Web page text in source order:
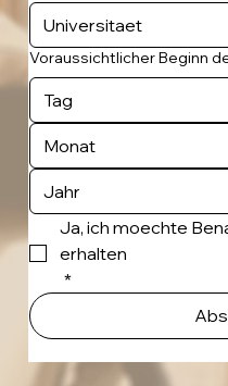
Voraussichtlicher Beginn
Ja, ich moechte
erhalten
*